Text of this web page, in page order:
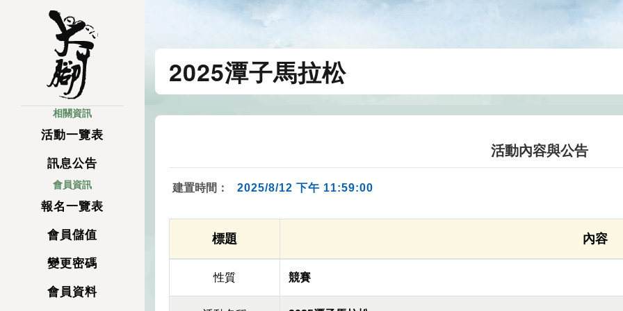
相關資訊
活動一覽表
訊息公告
會員資訊
報名一覽表
會員儲值
變更密碼
會員資料
2025潭子馬拉松
活動內容與公告
建置時間： 2025/8/12 下午 11:59:00
標題 內容
性質 競賽